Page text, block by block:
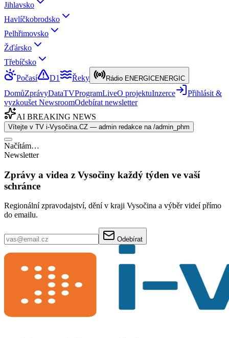
Jihlavsko
Havlíčkobrodsko
Pelhřimovsko
Žďársko
Třebíčsko
Počasí
D1 Řeky Rádio ENERGICENERGIC
DomůZprávyDataTVProgramLiveO projektuInzerce
Přihlásit &
vyzkoušet NewsroomOdebírat newsletter
AI BREAKING NEWS
Vítejte v TV i-Vysočina.CZ — admin redakce na /admin_phm
Načítám…
Newsletter
Zprávy a videa z Vysočiny každý týden ve vaší
schránce
Regionální zpravodajství, dění v kraji Vysočina a výběr videí přímo
do emailu.
Odebírat